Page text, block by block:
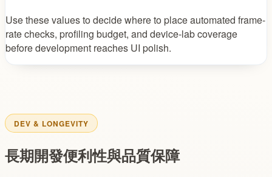
Use these values to decide where to place automated frame-
rate checks, profiling budget, and device-lab coverage
before development reaches UI polish.
DEV & LONGEVITY
長期開發便利性與品質保障